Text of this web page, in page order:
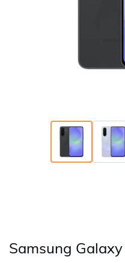
Samsung